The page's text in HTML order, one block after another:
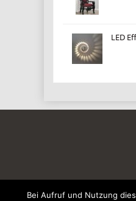
LED
Bei Aufruf und Nutzung